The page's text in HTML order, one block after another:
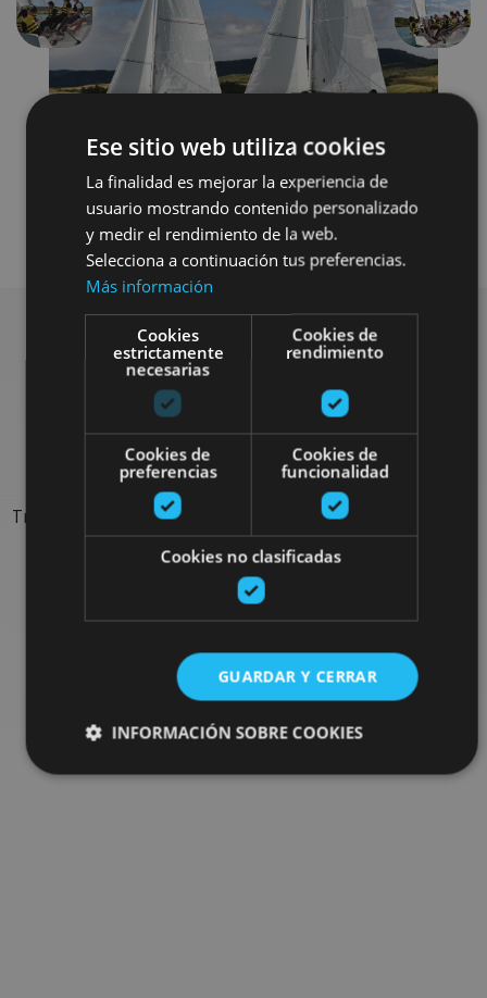
Précédent Suivant
Agua
Rechercher plus de
sorties
Trouvez des sorties et des propositions pour compléter votre
séjour en Navarre : activités organisées, visites et les
évènements-phares de l'agenda
Ese sitio web utiliza cookies
La finalidad es mejorar la experiencia de
usuario mostrando contenido personalizado
y medir el rendimiento de la web.
Selecciona a continuación tus preferencias.
Más información
Cookies
estrictamente
necesarias
Cookies de
rendimiento
Cookies de
preferencias
Cookies de
funcionalidad
Cookies no clasificadas
GUARDAR Y CERRAR
INFORMACIÓN SOBRE COOKIES